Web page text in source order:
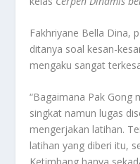
Fakhriyane Bella Dina,
ditanya soal kesan-
mengaku sangat
“Bagaimana Pak Gong
singkat namun lugas
mengerjakan latihan.
latihan yang diberi itu,